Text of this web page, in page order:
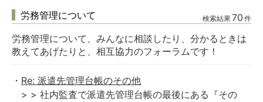
労務管理について 検索結果70 件
労務管理について、みんなに相談したり、分かるときは
教えてあげたりと、相互協力のフォーラムです！
Re: 派遣先管理台帳のその他
> > 社内監査で派遣先管理台帳の最後にある『その